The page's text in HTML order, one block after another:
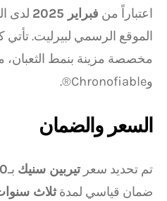
اعتباراً من فبراير 2025
لدى
الموقع الرسمي لبيرليت.
وChronofiable®.
السعر والضمان
تم تحديد سعر تيربين سنيك بـ
ضمان قياسي لمدة ثلاث